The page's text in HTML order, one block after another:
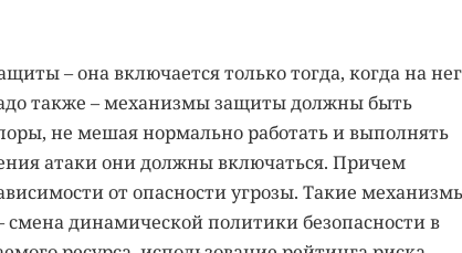
– она включается только тогда, когда на
также – механизмы защиты должны быть
не мешая нормально работать и выполнять
атаки они должны включаться. Причем
от опасности угрозы. Такие
смена динамической политики безопасности в